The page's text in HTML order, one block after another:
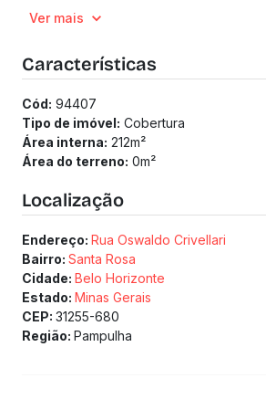
Box despejo na garagem.
Área descoberta com vista definitiva;
DCE.
(Os preços e informações poderão
Ver mais
Características
Cód: 94407
Tipo de imóvel: Cobertura
Área interna: 212m²
Área do terreno: 0m²
Localização
Endereço: Rua Oswaldo Crivellari
Bairro: Santa Rosa
Cidade: Belo Horizonte
Estado: Minas Gerais
CEP: 31255-680
Região: Pampulha